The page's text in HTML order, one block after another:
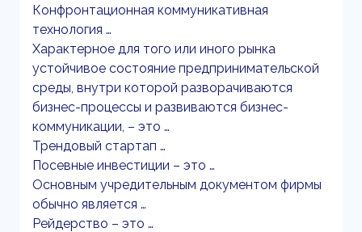
Конфронтационная коммуникативная
технология …
Характерное для того или иного рынка
устойчивое состояние предпринимательской
среды, внутри которой разворачиваются
бизнес-процессы и развиваются бизнес-
коммуникации, – это …
Трендовый стартап …
Посевные инвестиции – это …
Основным учредительным документом фирмы
обычно является …
Рейдерство – это …